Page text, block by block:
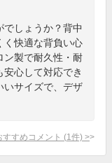
でしょうか？背中
く快適な背負い心
ン製で耐久性・耐
心して対応でき
いサイズで、デザ
すすめコメント (1 件) >